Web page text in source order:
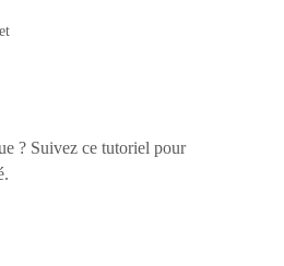
? Suivez ce tutoriel pour